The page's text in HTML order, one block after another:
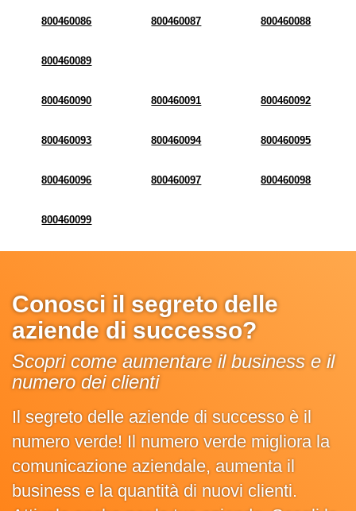
800460086 800460087 800460088
800460089
800460090 800460091 800460092
800460093 800460094 800460095
800460096 800460097 800460098
800460099
Conosci il segreto delle
aziende di successo?
Scopri come aumentare il business e il
numero dei clienti
Il segreto delle aziende di successo è il
numero verde! Il numero verde migliora la
comunicazione aziendale, aumenta il
business e la quantità di nuovi clienti.